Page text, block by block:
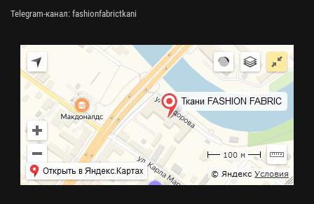
Telegram-канал: fashionfabrictkani